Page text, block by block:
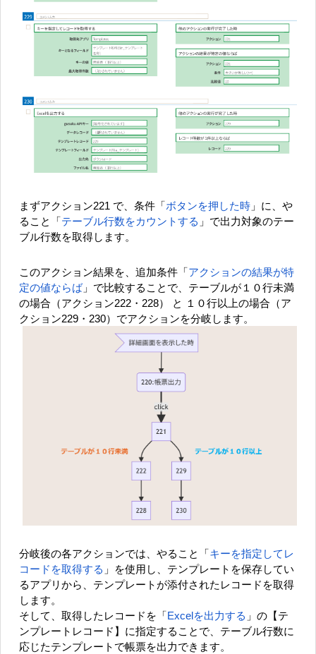
まずアクション221 で、条件「 ボタンを押した時 」に、や
ること「 テーブル行数をカウントする 」で出力対象のテー
ブル行数を取得します。
このアクション結果を、追加条件「 アクションの結果が特
定の値ならば」で比較することで、テーブルが１０行未満
の場合（アクション222・228） と １０行以上の場合（ア
クション229・230）でアクションを分岐します。
分岐後の各アクションでは、やること「 キーを指定してレ
コードを取得する 」を使用し、テンプレートを保存してい
るアプリから、テンプレートが添付されたレコードを取得
します。
そして、取得したレコードを「 Excelを出力する 」の【テ
ンプレートレコード】に指定することで、テーブル行数に
応じたテンプレートで帳票を出力できます。